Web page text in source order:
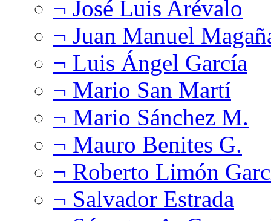
¬ José Luis Arévalo
¬ Juan Manuel
¬ Luis Ángel García
¬ Mario San Martí
¬ Mario Sánchez M.
¬ Mauro Benites G.
¬ Roberto Limón
¬ Salvador Estrada